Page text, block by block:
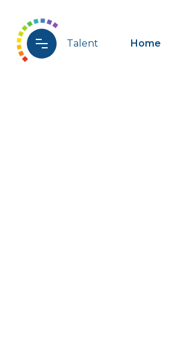
Talent Home